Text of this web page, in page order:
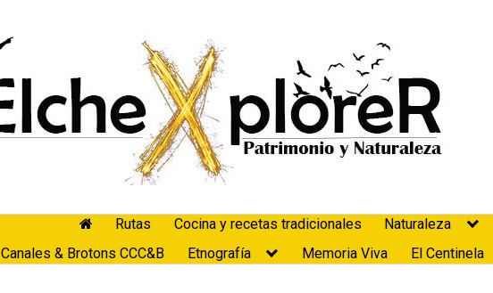
Rutas Cocina y recetas tradicionales Naturaleza
& Brotons CCC&B
Etnografía Memoria Viva El Centinela